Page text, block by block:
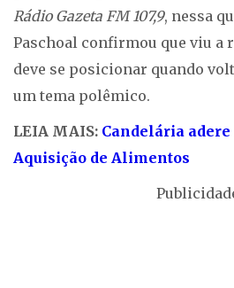
Rádio Gazeta FM 107,9, nessa
Paschoal confirmou que viu a
deve se posicionar quando
um tema polêmico.
LEIA MAIS: Candelária
Aquisição de Alimentos